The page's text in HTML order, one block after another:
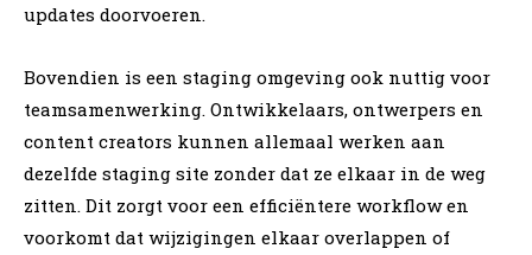
updates doorvoeren.
Bovendien is een staging omgeving ook nuttig voor
teamsamenwerking. Ontwikkelaars, ontwerpers en
content creators kunnen allemaal werken aan
dezelfde staging site zonder dat ze elkaar in de weg
zitten. Dit zorgt voor een efficiëntere workflow en
voorkomt dat wijzigingen elkaar overlappen of